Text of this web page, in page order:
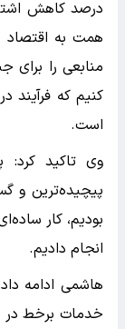
همت به اقتصاد
کنیم که فرآیند
است.
وی تاکید کرد:
پیچیده‌ترین و
بودیم، کار
انجام دادیم.
هاشمی ادامه